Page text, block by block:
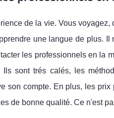
de la vie. Vous
une langue de plus.
les professionnels en la
Ils sont trés calés, les
son compte. En plus, les
de bonne qualité. Ce n'est